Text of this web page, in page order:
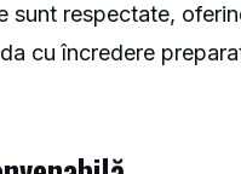
sunt respectate,
cu încredere